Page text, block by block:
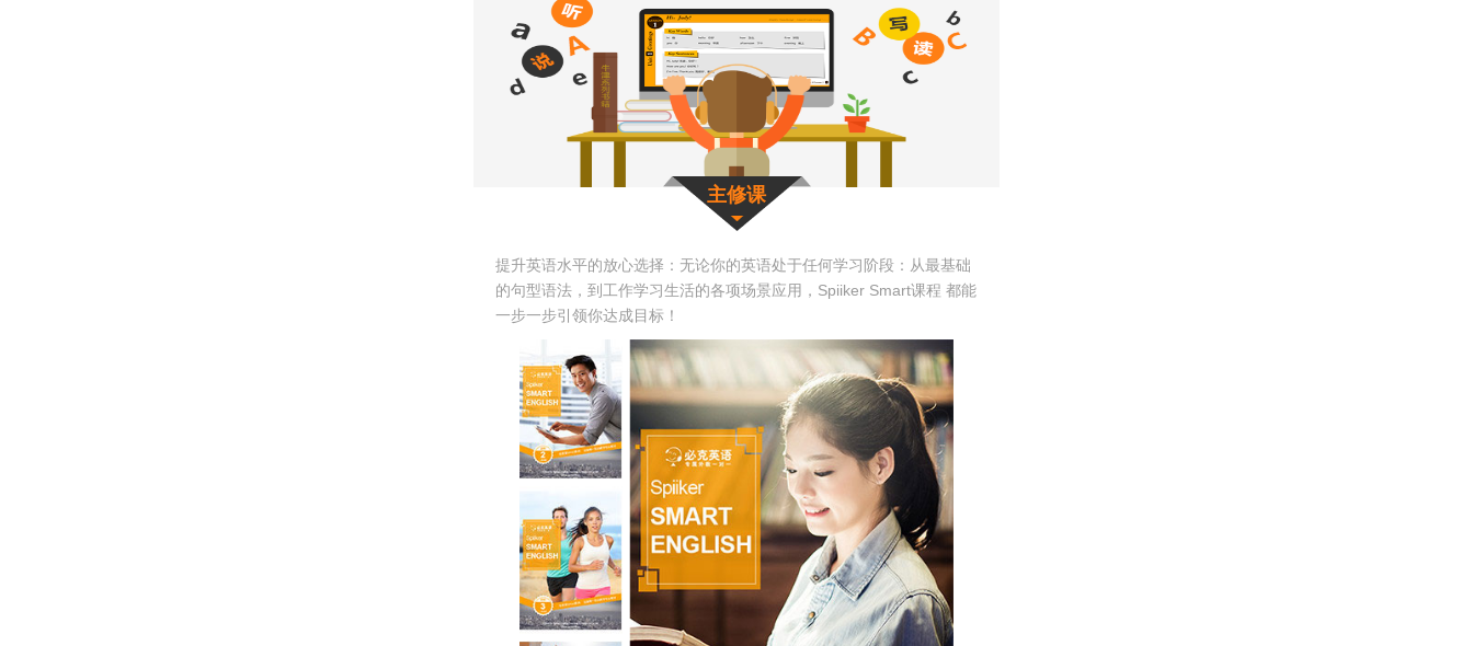
主修课
提升英语水平的放心选择：无论你的英语处于任何学习阶段：从最基础
的句型语法，到工作学习生活的各项场景应用，Spiiker Smart课程 都能
一步一步引领你达成目标！